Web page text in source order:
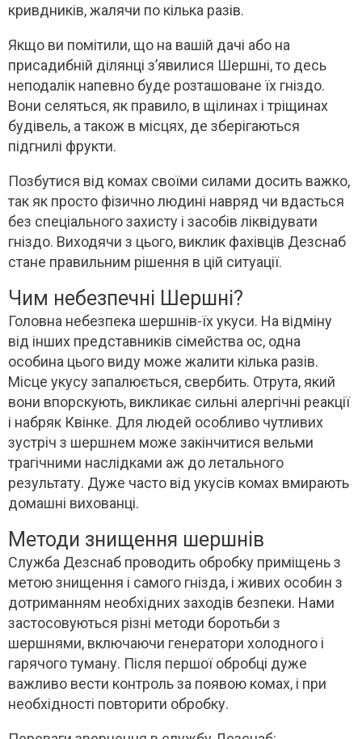
кривдників, жалячи по кілька разів.
Якщо ви помітили, що на вашій дачі або на
присадибній ділянці з’явилися Шершні, то десь
неподалік напевно буде розташоване їх гніздо.
Вони селяться, як правило, в щілинах і тріщинах
будівель, а також в місцях, де зберігаються
підгнилі фрукти.
Позбутися від комах своїми силами досить важко,
так як просто фізично людині навряд чи вдасться
без спеціального захисту і засобів ліквідувати
гніздо. Виходячи з цього, виклик фахівців Дезснаб
стане правильним рішення в цій ситуації.
Чим небезпечні Шершні?
Головна небезпека шершнів-їх укуси. На відміну
від інших представників сімейства ос, одна
особина цього виду може жалити кілька разів.
Місце укусу запалюється, свербить. Отрута, який
вони впорскують, викликає сильні алергічні реакції
і набряк Квінке. Для людей особливо чутливих
зустріч з шершнем може закінчитися вельми
трагічними наслідками аж до летального
результату. Дуже часто від укусів комах вмирають
домашні вихованці.
Методи знищення шершнів
Служба Дезснаб проводить обробку приміщень з
метою знищення і самого гнізда, і живих особин з
дотриманням необхідних заходів безпеки. Нами
застосовуються різні методи боротьби з
шершнями, включаючи генератори холодного і
гарячого туману. Після першої обробці дуже
важливо вести контроль за появою комах, і при
необхідності повторити обробку.